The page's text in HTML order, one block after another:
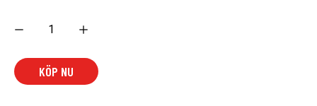
stötfångare
mängd
KÖP NU